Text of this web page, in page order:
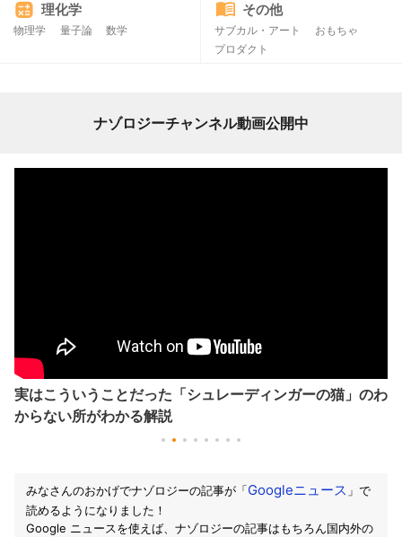
理化学
物理学 量子論 数学
その他
サブカル・アート
おもちゃ
プロダクト
ナゾロジーチャンネル動画公開中
実はこういうことだった「シュレーディンガーの猫」のわ
からない所がわかる解説
みなさんのおかげでナゾロジーの記事が「Googleニュース 」で
読めるようになりました！
Google ニュースを使えば、ナゾロジーの記事はもちろん国内外の